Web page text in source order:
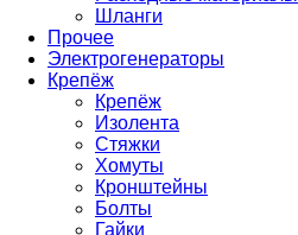
Шланги
Прочее
Электрогенераторы
Крепёж
Крепёж
Изолента
Стяжки
Хомуты
Кронштейны
Болты
Гайки